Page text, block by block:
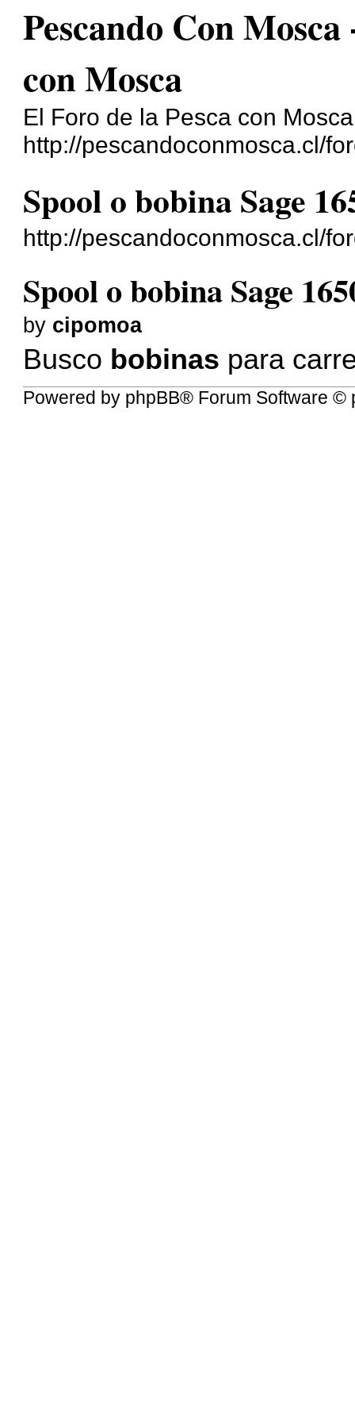
Pescando Con
con Mosca
El Foro de la Pesca con
http://pescandoconmosca.cl/
Spool o bobina Sage
http://pescandoconmosca.cl/
Spool o bobina Sage
by cipomoa
Busco bobinas para
Powered by phpBB® Forum Software ©